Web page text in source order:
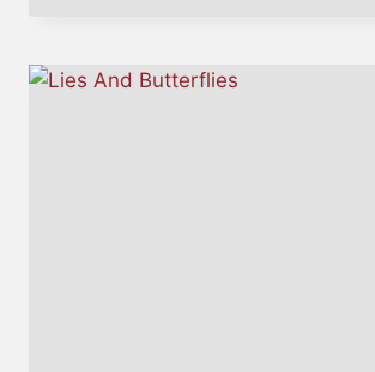
NOVEMBER